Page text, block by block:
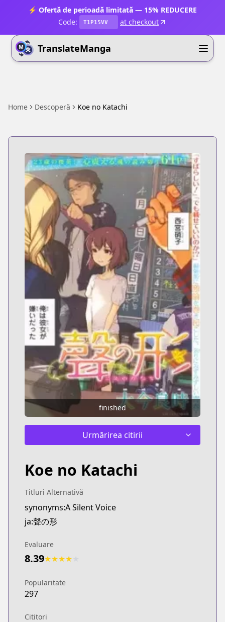
⚡ Ofertă de perioadă limitată — 15% REDUCERE
Code:
T1P15VV at checkout
TranslateManga
Home Descoperă Koe no Katachi
finished
Urmărirea citirii
Koe no Katachi
Titluri Alternativă
synonyms:A Silent Voice
ja:聲の形
Evaluare
8.39★★★★
Popularitate
297
Cititori